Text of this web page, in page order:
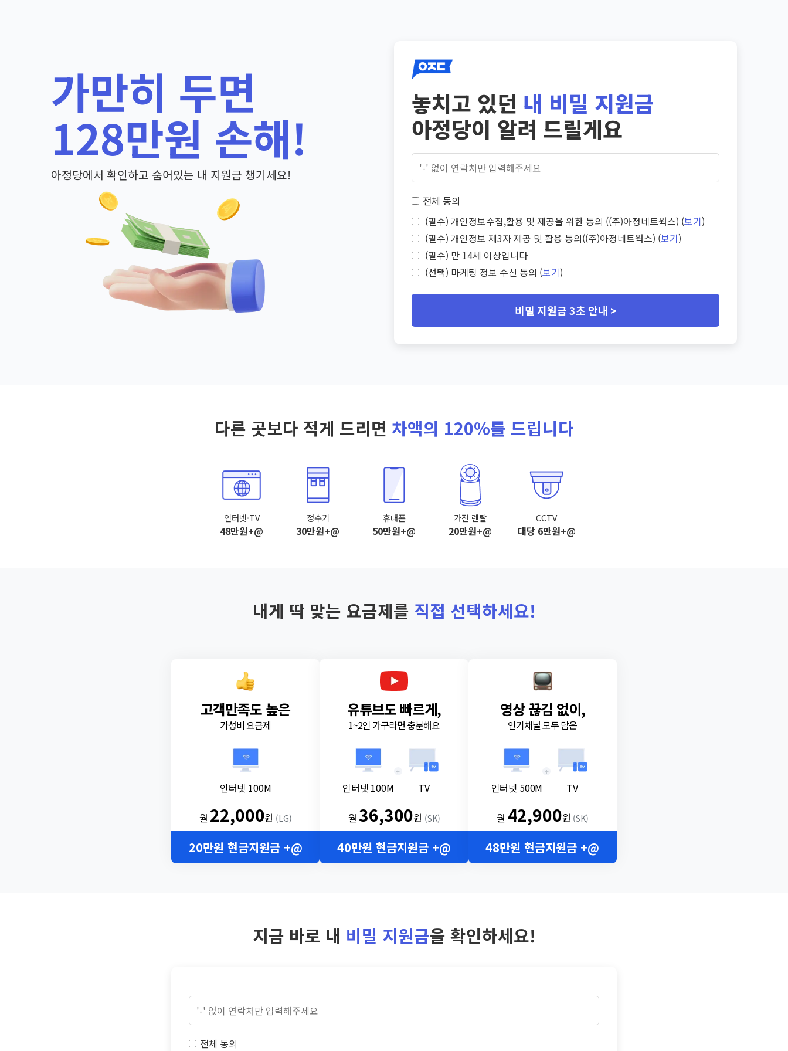
가만히 두면
128만원 손해!
아정당에서 확인하고 숨어있는 내 지원금 챙기세요!
놓치고 있던 내 비밀 지원금
아정당이 알려 드릴게요
전체 동의
(필수) 개인정보수집,활용 및 제공을 위한 동의 ((주)아정네트웍스) (보기)
(필수) 개인정보 제3자 제공 및 활용 동의((주)아정네트웍스) (보기)
(필수) 만 14세 이상입니다
(선택) 마케팅 정보 수신 동의 (보기)
비밀 지원금 3초 안내 >
다른 곳보다 적게 드리면 차액의 120%를 드립니다
인터넷·TV
48만원+@
정수기
30만원+@
휴대폰
50만원+@
가전 렌탈
20만원+@
CCTV
대당 6만원+@
내게 딱 맞는 요금제를 직접 선택하세요!
고객만족도 높은
가성비 요금제
인터넷 100M
월 22,000원 (LG)
20만원 현금지원금 +@
유튜브도 빠르게,
1~2인 가구라면 충분해요
인터넷 100M
+
TV
월36,300원 (SK)
40만원 현금지원금 +@
영상 끊김 없이,
인기채널 모두 담은
인터넷 500M
+
TV
월 42,900원 (SK)
48만원 현금지원금 +@
지금 바로 내 비밀 지원금을 확인하세요!
전체 동의